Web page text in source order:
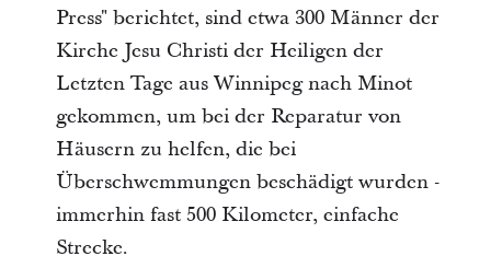
Press" berichtet, sind etwa 300 Männer der
Kirche Jesu Christi der Heiligen der
Letzten Tage aus Winnipeg nach Minot
gekommen, um bei der Reparatur von
Häusern zu helfen, die bei
Überschwemmungen beschädigt wurden -
immerhin fast 500 Kilometer, einfache
Strecke.